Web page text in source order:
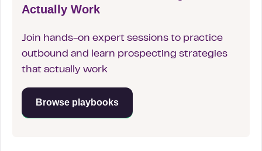
Actually Work
Join hands-on expert sessions to practice
outbound and learn prospecting strategies
that actually work
Browse playbooks